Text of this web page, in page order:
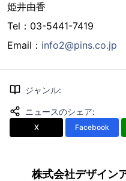
姫井由香
Tel：03-5441-7419
Email： info2@pins.co.jp
ジャンル:
ニュースのシェア:
X Facebook
株式会社デザイン